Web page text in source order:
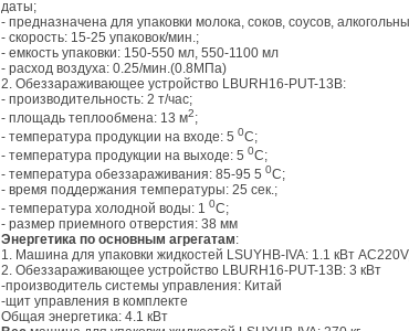
даты;
- предназначена для упаковки молока, соков, соусов,
- скорость: 15-25 упаковок/мин.;
- емкость упаковки: 150-550 мл, 550-1100 мл
- расход воздуха: 0.25/мин.(0.8МПа)
2. Обеззараживающее устройство LBURH16-PUT-13B:
- производительность: 2 т/час;
- площадь теплообмена: 13 м2;
- температура продукции на входе: 5 0С;
- температура продукции на выходе: 5 0С;
- температура обеззараживания: 85-95 5 0С;
- время поддержания температуры: 25 сек.;
- температура холодной воды: 1 0С;
- размер приемного отверстия: 38 мм
Энергетика по основным агрегатам:
1. Машина для упаковки жидкостей LSUYHB-IVA: 1.1 кВт
2. Обеззараживающее устройство LBURH16-PUT-13B: 3 кВт
-производитель системы управления: Китай
-щит управления в комплекте
Общая энергетика: 4.1 кВт